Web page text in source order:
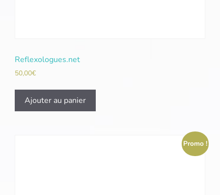
Reflexologues.net
50,00€
Ajouter au panier
Promo !